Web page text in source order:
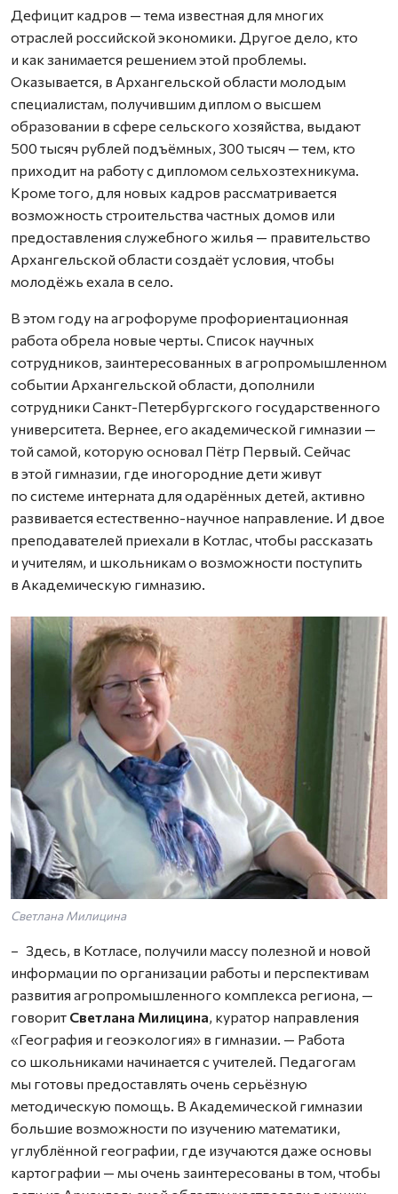
Дефицит кадров — тема известная для многих
отраслей российской экономики. Другое дело, кто
и как занимается решением этой проблемы.
Оказывается, в Архангельской области молодым
специалистам, получившим диплом о высшем
образовании в сфере сельского хозяйства, выдают
500 тысяч рублей подъёмных, 300 тысяч — тем, кто
приходит на работу с дипломом сельхозтехникума.
Кроме того, для новых кадров рассматривается
возможность строительства частных домов или
предоставления служебного жилья — правительство
Архангельской области создаёт условия, чтобы
молодёжь ехала в село.
В этом году на агрофоруме профориентационная
работа обрела новые черты. Список научных
сотрудников, заинтересованных в агропромышленном
событии Архангельской области, дополнили
сотрудники Санкт-Петербургского государственного
университета. Вернее, его академической гимназии —
той самой, которую основал Пётр Первый. Сейчас
в этой гимназии, где иногородние дети живут
по системе интерната для одарённых детей, активно
развивается естественно-научное направление. И двое
преподавателей приехали в Котлас, чтобы рассказать
и учителям, и школьникам о возможности поступить
в Академическую гимназию.
Светлана Милицина
– Здесь, в Котласе, получили массу полезной и новой
информации по организации работы и перспективам
развития агропромышленного комплекса региона, —
говорит Светлана Милицина, куратор направления
«География и геоэкология» в гимназии. — Работа
со школьниками начинается с учителей. Педагогам
мы готовы предоставлять очень серьёзную
методическую помощь. В Академической гимназии
большие возможности по изучению математики,
углублённой географии, где изучаются даже основы
картографии — мы очень заинтересованы в том, чтобы